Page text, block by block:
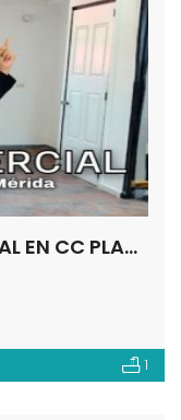
SE ALQUILA LOCAL COMERCIAL EN CC PLAZA LAS AMERICAS MÉRIDA – VE
1